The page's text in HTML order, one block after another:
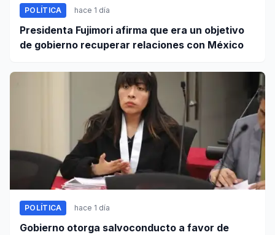
POLÍTICA hace 1 día
Presidenta Fujimori afirma que era un objetivo
de gobierno recuperar relaciones con México
POLÍTICA hace 1 día
Gobierno otorga salvoconducto a favor de